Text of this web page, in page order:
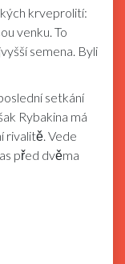
krveprolití:
venku. To
semena. Byli
setkání
Rybakina má
rivalitě. Vede
před dvěma